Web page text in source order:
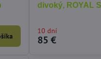
divoký, ROYAL
10 dní
85 €